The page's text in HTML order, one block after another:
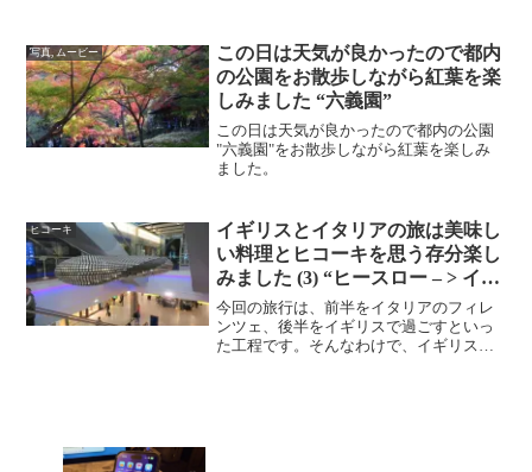
インチのMacBookを売却、そして今...
写真, ムービー
この日は天気が良かったので都内
の公園をお散歩しながら紅葉を楽
しみました “六義園”
この日は天気が良かったので都内の公園
"六義園"をお散歩しながら紅葉を楽しみ
ました。
ヒコーキ
イギリスとイタリアの旅は美味し
い料理とヒコーキを思う存分楽し
みました (3) “ヒースロー – > イタ
リア フィレンツェ”
今回の旅行は、前半をイタリアのフィレ
ンツェ、後半をイギリスで過ごすといっ
た工程です。そんなわけで、イギリスに